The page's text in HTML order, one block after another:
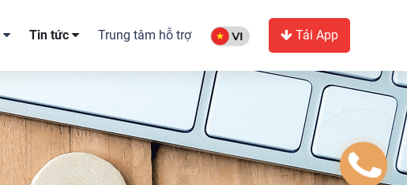
Tin tức Trung tâm hỗ trợ Tải App